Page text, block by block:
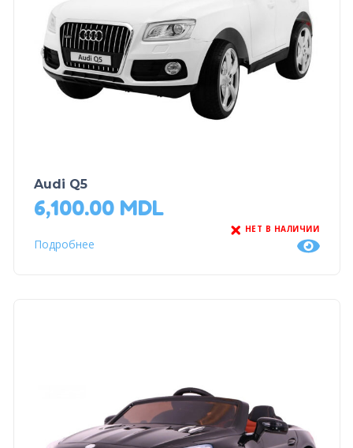
Audi Q5
6,100.00 MDL
НЕТ В НАЛИЧИИ
Подробнее